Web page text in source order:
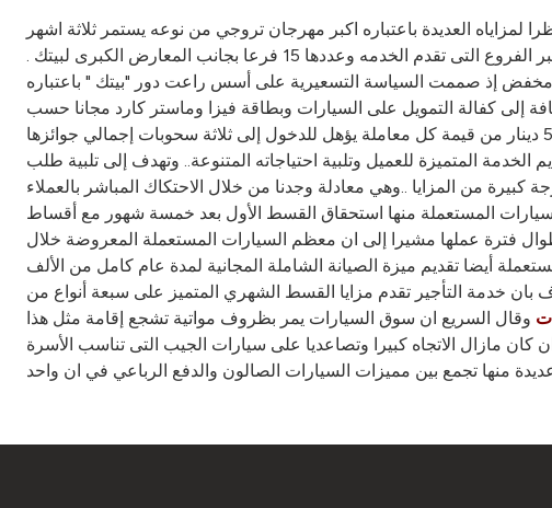
العديدة باعتباره اكبر مهرجان تروجي من نوعه يستمر ثلاثة اشهر
ويغطى مجمل الخدمات التجارية بمجال المركبات والقوارب والأثاث والأجهزة الكهربائية والإلكترونية والمواد الإنشائية والتأجير عبر الفروع التى تقدم الخدمه وعددها 15 فرعا بجانب المعارض الكبرى لبيتك .
إذ صممت السياسة التسعيرية على أسس راعت دور "بيتك " باعتباره
إلى كفالة التمويل على السيارات وبطاقة فيزا وماستر كارد مجانا حسب
الضوابط ،علاوة على سحب على جائزة قيمة في نهاية المهرجان قيمتها 62 ألف دولار أمريكي، بالإضافة إلى كوبون مقابل كل 500 دينار من قيمة كل معاملة يؤهل للدخول إلى ثلاثة سحوبات إجمالي جوائزها
المتميزة للعميل وتلبية احتياجاته المتنوعة.. وتهدف إلى تلبية طلب
من المزايا ..وهي معادلة وجدنا من خلال الاحتكاك المباشر بالعملاء
المستعملة منها استحقاق القسط الأول بعد خمسة شهور مع أقساط
فترة عملها مشيرا إلى ان معظم السيارات المستعملة المعروضة خلال
أيضا تقديم ميزة الصيانة الشاملة المجانية لمدة عام كامل من الألف
شهري مناسب ونوعية خاصة من الاستعمال لعدد محدد من السيارات شفر كابريس موديل 2003 . وأضاف بان خدمة التأجير تقدم مزايا القسط الشهري المتميز على سبعة أنواع من
وقال السريع ان سوق السيارات يمر بظروف مواتية تشجع إقامة مثل هذا
مازال الاتجاه كبيرا وتصاعديا على سيارات الجيب التى تناسب الأسرة